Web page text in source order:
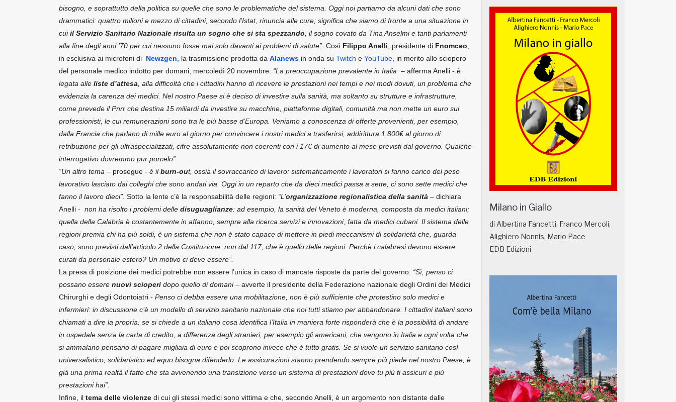
bisogno, e soprattutto della politica su quelle che sono le problematiche del sistema. Oggi noi partiamo da alcuni dati che sono
drammatici: quattro milioni e mezzo di cittadini, secondo l’Istat, rinuncia alle cure; significa che siamo di fronte a una situazione in
cuiil Servizio Sanitario Nazionale risulta un sogno che si sta spezzando , il sogno covato da Tina Anselmi e tanti parlamenti
alla fine degli anni ’70 per cui nessuno fosse mai solo davanti ai problemi di salute”. Così Filippo Anelli , presidente di Fnomceo
in esclusiva ai microfoni di Newzgen , la trasmissione prodotta da Alanews in onda su Twitch e YouTube , in merito allo sciopero
del personale medico indotto per domani, mercoledì 20 novembre: “La preoccupazione prevalente in Italia – afferma Anelli - è
legata alle liste d’attesa , alla difficoltà che i cittadini hanno di ricevere le prestazioni nei tempi e nei modi dovuti, un problema che
evidenzia la carenza dei medici. Nel nostro Paese si è deciso di investire sulla sanità, ma soltanto su strutture e infrastrutture,
come prevede il Pnrr che destina 15 miliardi da investire su macchine, piattaforme digitali, comunità ma non mette un euro sui
professionisti, le cui remunerazioni sono tra le più basse d’Europa. Veniamo a conoscenza di offerte provenienti, per esempio,
dalla Francia che parlano di mille euro al giorno per convincere i nostri medici a trasferirsi, addirittura 1.800€ al giorno di
retribuzione per gli ultraspecializzati, cifre assolutamente non coerenti con i 17€ di aumento al mese previsti dal governo. Qualche
interrogativo dovremmo pur porcelo”.
“Un altro tema – prosegue - è ilburn-out, ossia il sovraccarico di lavoro: sistematicamente i lavoratori si fanno carico del peso
lavorativo lasciato dai colleghi che sono andati via. Oggi in un reparto che da dieci medici passa a sette, ci sono sette medici che
fanno il lavoro dieci” . Sotto la lente c’è la responsabilità delle regioni: “L’organizzazione regionalistica della sanità – dichiara
Anelli - non ha risolto i problemi delle disuguaglianze: ad esempio, la sanità del Veneto è moderna, composta da medici italiani;
quella della Calabria è costantemente in affanno, sempre alla ricerca servizi e innovazioni, fatta da medici cubani. Il sistema delle
regioni premia chi ha più soldi, è un sistema che non è stato capace di mettere in piedi meccanismi di solidarietà che, guarda
caso, sono previsti dall’articolo.2 della Costituzione, non dal 117, che è quello delle regioni. Perchè i calabresi devono essere
curati da personale estero? Un motivo ci deve essere”.
La presa di posizione dei medici potrebbe non essere l’unica in caso di mancate risposte da parte del governo: “Sì, penso ci
possano essere nuovi scioperi dopo quello di domani– avverte il presidente della Federazione nazionale degli Ordini dei Medici
Chirurghi e degli Odontoiatri - Penso ci debba essere una mobilitazione, non è più sufficiente che protestino solo medici e
infermieri: in discussione c’è un modello di servizio sanitario nazionale che noi tutti stiamo per abbandonare. I cittadini italiani sono
chiamati a dire la propria: se si chiede a un italiano cosa identifica l’Italia in maniera forte risponderà che è la possibilità di andare
in ospedale senza la carta di credito, a differenza degli stranieri, per esempio gli americani, che vengono in Italia e ogni volta che
si ammalano pensano di pagare migliaia di euro e poi scoprono invece che è tutto gratis. Se si vuole un servizio sanitario così
universalistico, solidaristico ed equo bisogna difenderlo. Le assicurazioni stanno prendendo sempre più piede nel nostro Paese, è
già una prima realtà il fatto che sta avvenendo una transizione verso un sistema di prestazioni dove tu più ti assicuri e più
prestazioni hai”.
Infine, il tema delle violenze di cui gli stessi medici sono vittima e che, secondo Anelli, è un argomento non distante dalle
Milano in Giallo
di Albertina Fancetti, Franco Mercoli,
Alighiero Nonnis, Mario Pace
EDB Edizioni